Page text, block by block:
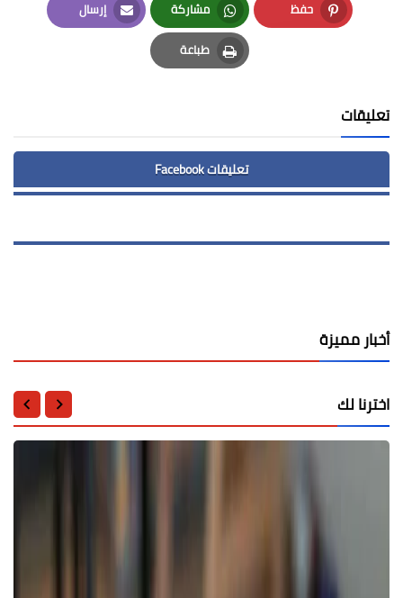
حفظ
Pinterest
مشاركة
Whatsapp
إرسال
Email
طباعة
Print
تعليقات
تعليقات Facebook
أخبار مميزة
اخترنا لك